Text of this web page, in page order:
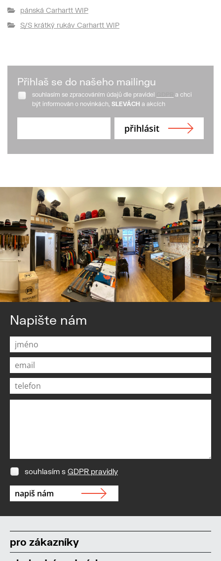
pánská Carhartt WIP
S/S krátký rukáv Carhartt WIP
Přihlaš se do našeho mailingu
souhlasím se zpracováním údajů dle pravidel
a chci
být informován o novinkách, SLEVÁCH a akcích
Napište nám
souhlasím s GDPR pravidly
pro zákazníky